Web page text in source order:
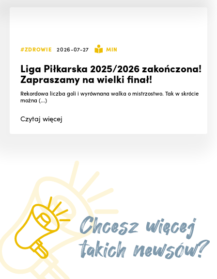
#ZDROWIE 2026-07-27 MIN
Liga Piłkarska 2025/2026 zakończona!
Zapraszamy na wielki finał!
Rekordowa liczba goli i wyrównana walka o mistrzostwo. Tak w skrócie
można (...)
Czytajwięcej